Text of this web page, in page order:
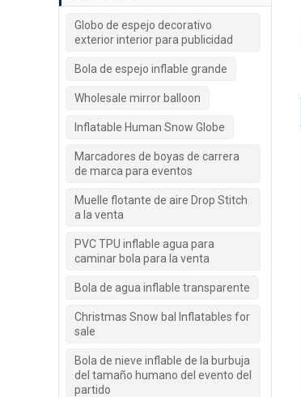
Globo de espejo decorativo
exterior interior para publicidad
Bola de espejo inflable grande
Wholesale mirror balloon
Inflatable Human Snow Globe
Marcadores de boyas de carrera
de marca para eventos
Muelle flotante de aire Drop Stitch
a la venta
PVC TPU inflable agua para
caminar bola para la venta
Bola de agua inflable transparente
Christmas Snow bal Inflatables for
sale
Bola de nieve inflable de la burbuja
del tamaño humano del evento del
partido